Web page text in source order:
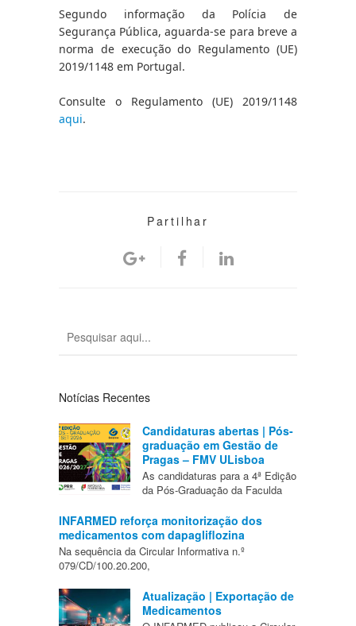
Segundo informação da Polícia de
Segurança Pública, aguarda-se para breve a
norma de execução do Regulamento (UE)
2019/1148 em Portugal.
aqui.
Partilhar
Notícias Recentes
Candidaturas abertas | Pós-
graduação em Gestão de
Pragas – FMV ULisboa
As candidaturas para a 4ª Edição
da Pós-Graduação da Faculda
INFARMED reforça monitorização dos
medicamentos com dapagliflozina
Na sequência da Circular Informativa n.º
079/CD/100.20.200,
Atualização | Exportação de
Medicamentos